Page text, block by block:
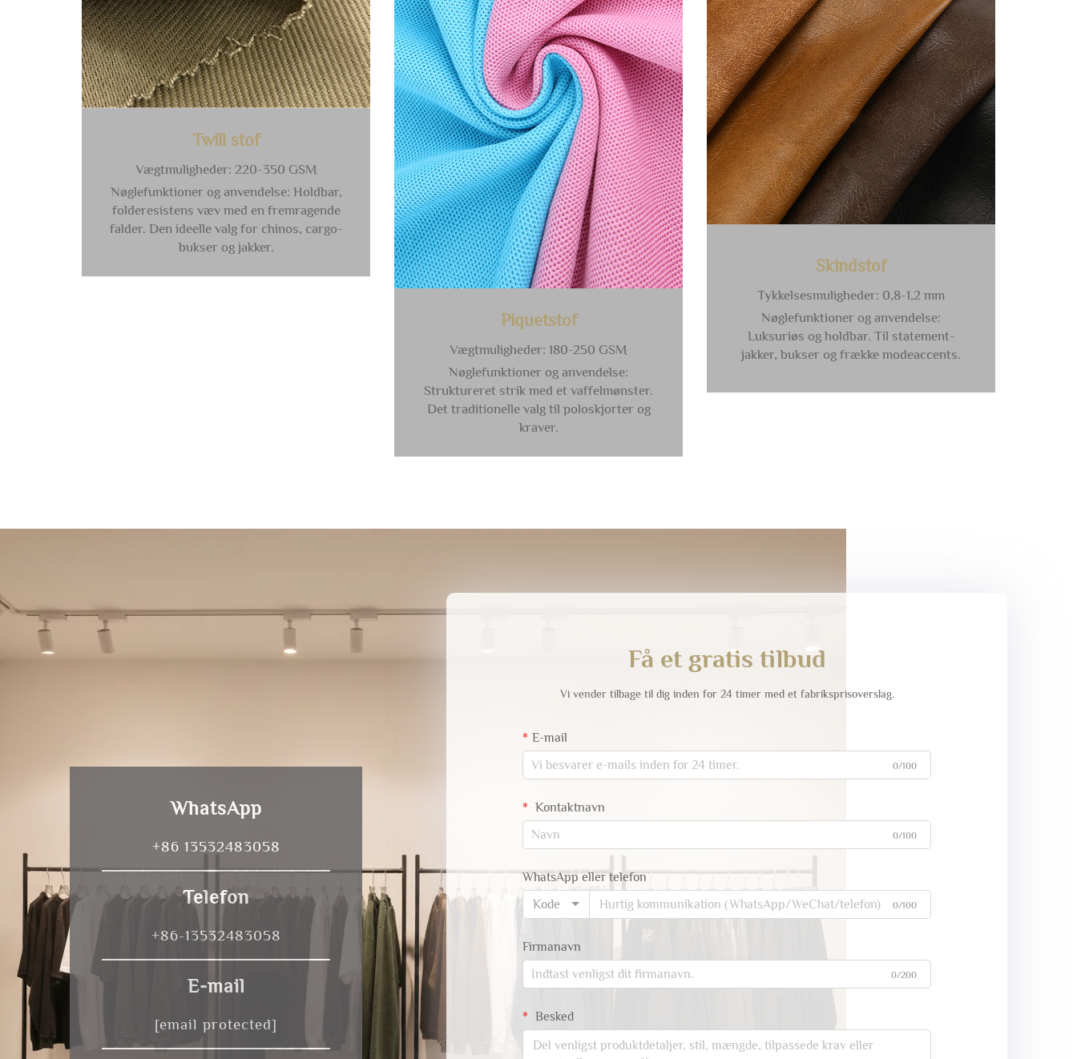
Twill stof
Vægtmuligheder: 220-350 GSM
Nøglefunktioner og anvendelse: Holdbar,
folderesistens væv med en fremragende
falder. Den ideelle valg for chinos, cargo-
bukser og jakker.
Piquetstof
Vægtmuligheder: 180-250 GSM
Nøglefunktioner og anvendelse:
Struktureret strik med et vaffelmønster.
Det traditionelle valg til poloskjorter og
kraver.
Skindstof
Tykkelsesmuligheder: 0,8-1,2 mm
Nøglefunktioner og anvendelse:
Luksuriøs og holdbar. Til statement-
jakker, bukser og frække modeaccents.
WhatsApp
+86 13532483058
Telefon
+86-13532483058
E-mail
[email protected]
Få et gratis tilbud
Vi vender tilbage til dig inden for 24 timer med et fabriksprisoverslag.
E-mail
0/100
Kontaktnavn
0/100
WhatsApp eller telefon
Kode
0/100
Firmanavn
0/200
Besked